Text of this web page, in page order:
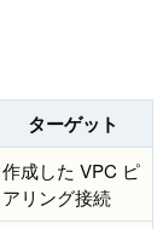
ターゲット
作成した VPC ピ
アリング接続